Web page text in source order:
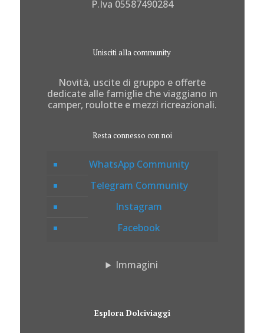
P.Iva 05587490284
Unisciti alla community
Novità, uscite di gruppo e offerte
dedicate alle famiglie che viaggiano in
camper, roulotte e mezzi ricreazionali.
Resta connesso con noi
WhatsApp Community
Telegram Community
Instagram
Facebook
Immagini
Esplora Dolciviaggi